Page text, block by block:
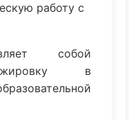
работу с
собой
в